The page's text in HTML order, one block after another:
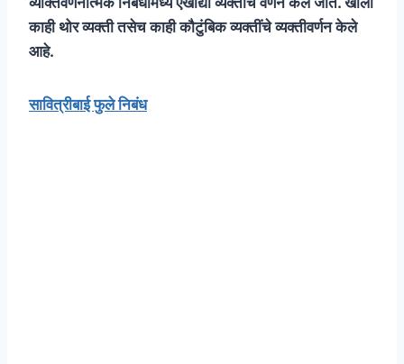
काही थोर व्यक्ती तसेच काही कौटुंबिक व्यक्तींचे व्यक्तीवर्णन केले
आहे.
सावित्रीबाई फुले निबंध